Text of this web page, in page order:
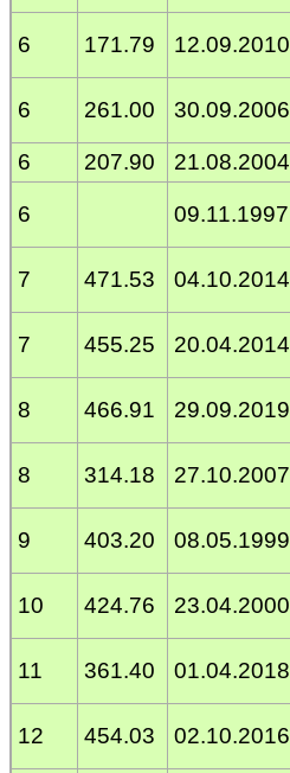
6 171.79 12.09.2010
6 261.00 30.09.2006
6 207.90 21.08.2004
6 09.11.1997
7 471.53 04.10.2014
7 455.25 20.04.2014
8 466.91 29.09.2019
8 314.18 27.10.2007
9 403.20 08.05.1999
10 424.76 23.04.2000
11 361.40 01.04.2018
12 454.03 02.10.2016